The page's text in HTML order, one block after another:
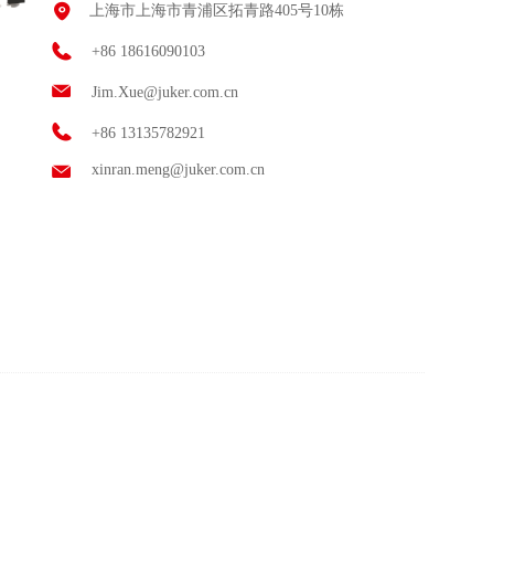
上海市上海市青浦区拓青路405号10栋
+86 18616090103
Jim.Xue@juker.com.cn
+86 18616090103
Jim.Xue@juker.com.cn
+86 18616090103
+86 13135782921
Jim.Xue@juker.com.cn
xinran.meng@juker.com.cn